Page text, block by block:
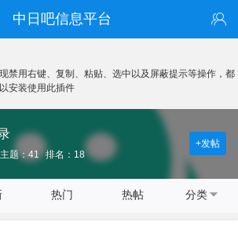
中日吧信息平台
禁用右键、复制、粘贴、选中以及屏蔽提示等操作，都
安装使用此插件
主题：41 排名：18
+发帖
热门 热帖 分类